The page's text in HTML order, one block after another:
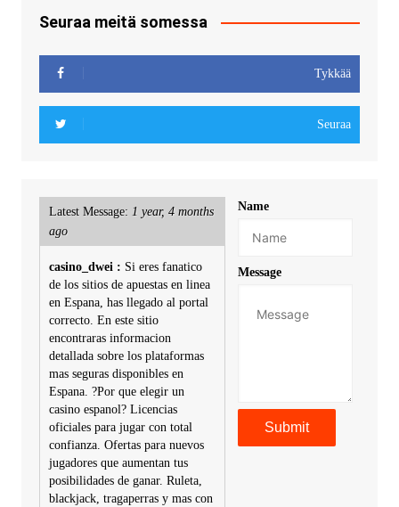
Seuraa meitä somessa
Tykkää
Seuraa
Latest Message: 1 year, 4 months
ago
casino_dwei : Si eres fanatico
de los sitios de apuestas en linea
en Espana, has llegado al portal
correcto. En este sitio
encontraras informacion
detallada sobre los plataformas
mas seguras disponibles en
Espana. ?Por que elegir un
casino espanol? Licencias
oficiales para jugar con total
confianza. Ofertas para nuevos
jugadores que aumentan tus
posibilidades de ganar. Ruleta,
blackjack, tragaperras y mas con
Name
Message